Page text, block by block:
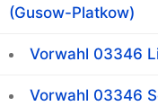
(Gusow-Platkow)
Vorwahl 03346
Vorwahl 03346